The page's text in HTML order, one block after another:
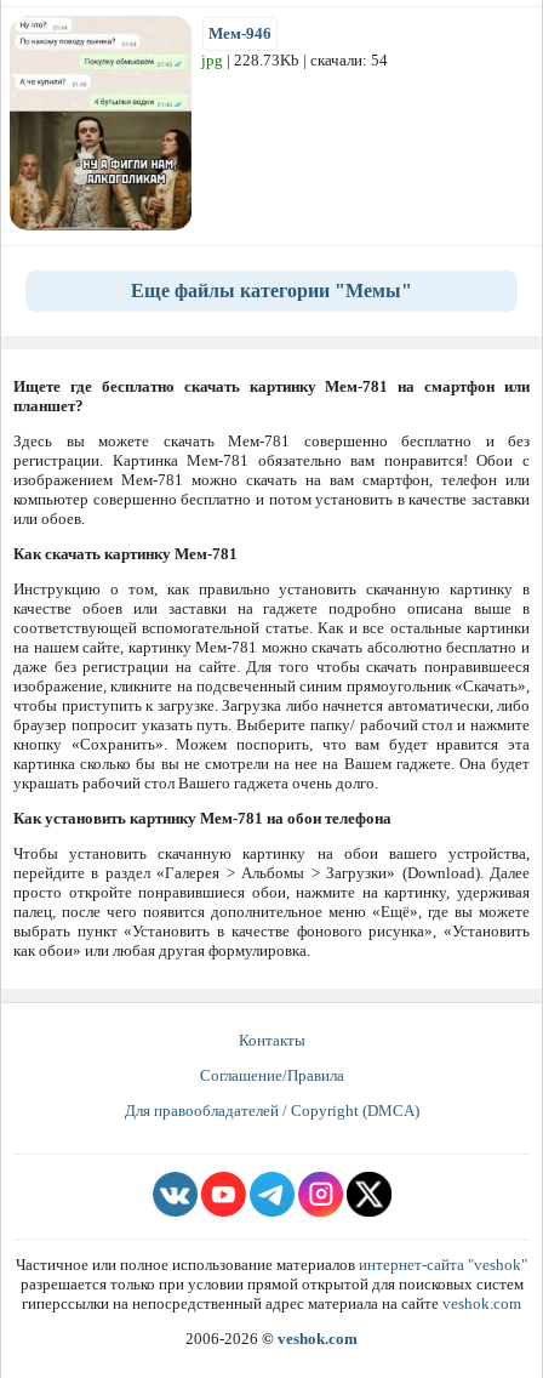
Мем-946
jpg | 228.73Kb | скачали: 54
Еще файлы категории "Мемы"
Ищете где бесплатно скачать картинку Мем-781 на смартфон или
планшет?
Здесь вы можете скачать Мем-781 совершенно бесплатно и без
регистрации. Картинка Мем-781 обязательно вам понравится! Обои с
изображением Мем-781 можно скачать на вам смартфон, телефон или
компьютер совершенно бесплатно и потом установить в качестве заставки
или обоев.
Как скачать картинку Мем-781
Инструкцию о том, как правильно установить скачанную картинку в
качестве обоев или заставки на гаджете подробно описана выше в
соответствующей вспомогательной статье. Как и все остальные картинки
на нашем сайте, картинку Мем-781 можно скачать абсолютно бесплатно и
даже без регистрации на сайте. Для того чтобы скачать понравившееся
изображение, кликните на подсвеченный синим прямоугольник «Скачать»,
чтобы приступить к загрузке. Загрузка либо начнется автоматически, либо
браузер попросит указать путь. Выберите папку/ рабочий стол и нажмите
кнопку «Сохранить». Можем поспорить, что вам будет нравится эта
картинка сколько бы вы не смотрели на нее на Вашем гаджете. Она будет
украшать рабочий стол Вашего гаджета очень долго.
Как установить картинку Мем-781 на обои телефона
Чтобы установить скачанную картинку на обои вашего устройства,
перейдите в раздел «Галерея > Альбомы > Загрузки» (Download). Далее
просто откройте понравившиеся обои, нажмите на картинку, удерживая
палец, после чего появится дополнительное меню «Ещё», где вы можете
выбрать пункт «Установить в качестве фонового рисунка», «Установить
как обои» или любая другая формулировка.
Контакты
Соглашение/Правила
Для правообладателей / Copyright (DMCA)
Частичное или полное использование материалов интернет-сайта "veshok"
разрешается только при условии прямой открытой для поисковых систем
гиперссылки на непосредственный адрес материала на сайте veshok.com
2006-2026 © veshok.com